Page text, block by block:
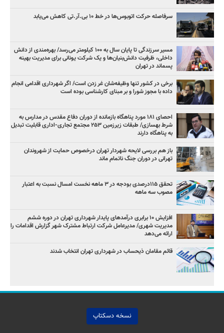
سرفاصله حرکت اتوبوس‌ها در خط ۱۰ بی‌.آر.تی کاهش می‌یابد
مسیر سرزندگی تا پایان سال به ۱۰۰ کیلومتر می‌رسد/ بهره‌مندی از دانش
داخلی، ظرفیت دانش‌بنیان‌ها و یک شرکت یونانی برای مدیریت بهینه
پسماند در تهران
برخی در کشور تنها وظیفه‌شان غر زدن است/ اگر شهرداری اقدامی انجام
داده با مجوز شورا و بر مبنای کارشناسی بوده است
احصای ۱۸۱ مورد پناهگاه بازمانده از دوران دفاع مقدس در مدارس به
شرط بهسازی/ طبقات زیرزمین ۲۵۳ مجتمع تجاری-اداری قابلیت تبدیل
به پناهگاه دارند
باز هم بررسی لایحه شهردار تهران درخصوص حمایت از شهروندان
تهرانی در دوران جنگ ناتمام ماند
تحقق ۱۱۵درصدی بودجه در ۳ ماهه نخست امسال نسبت به اعتبار
مصوب سه ماهه
افزایش ۱۰ برابری درآمدهای پایدار شهرداری تهران در دوره ششم
مدیریت شهری/ مدیرعامل شرکت ارتباط مشترک شهر گزارش اقدامات را
ارائه می‌دهد
قائم مقامان ذیحساب در شهرداری تهران انتخاب شدند
نسخه دسکتاپ